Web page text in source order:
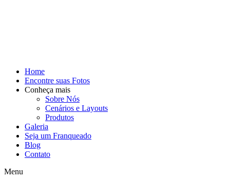
Home
Encontre suas Fotos
Conheça mais
Sobre Nós
Cenários e Layouts
Produtos
Galeria
Seja um Franqueado
Blog
Contato
Menu